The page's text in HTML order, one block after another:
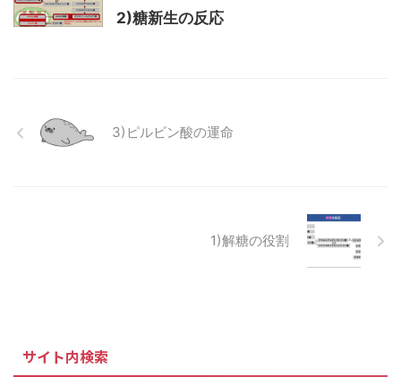
2)糖新生の反応
3)ピルビン酸の運命
1)解糖の役割
サイト内検索